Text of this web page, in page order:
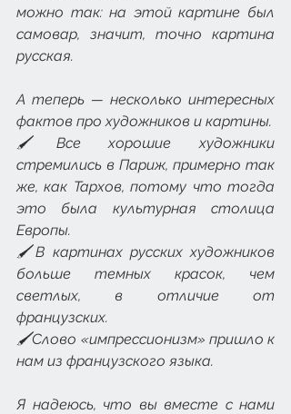
можно так: на этой картине был
самовар, значит, точно картина
русская.
А теперь — несколько интересных
🖌️Все хорошие художники
стремились в Париж, примерно так
же, как Тархов, потому что тогда
это была культурная столица
Европы.
🖌️В картинах русских художников
больше темных красок, чем
светлых, в отличие от
французских.
🖌️Слово «импрессионизм» пришло к
нам из французского языка.
Я надеюсь, что вы вместе с нами